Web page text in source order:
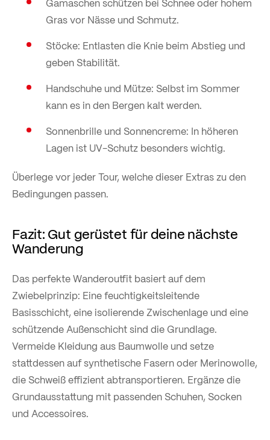
Gras vor Nässe und Schmutz.
Stöcke: Entlasten die Knie beim Abstieg und
geben Stabilität.
Handschuhe und Mütze: Selbst im Sommer
kann es in den Bergen kalt werden.
Sonnenbrille und Sonnencreme: In höheren
Lagen ist UV-Schutz besonders wichtig.
Überlege vor jeder Tour, welche dieser Extras zu den
Bedingungen passen.
Fazit: Gut gerüstet für deine nächste
Wanderung
Das perfekte Wanderoutfit basiert auf dem
Zwiebelprinzip: Eine feuchtigkeitsleitende
Basisschicht, eine isolierende Zwischenlage und eine
schützende Außenschicht sind die Grundlage.
Vermeide Kleidung aus Baumwolle und setze
stattdessen auf synthetische Fasern oder Merinowolle,
die Schweiß effizient abtransportieren. Ergänze die
Grundausstattung mit passenden Schuhen, Socken
und Accessoires.